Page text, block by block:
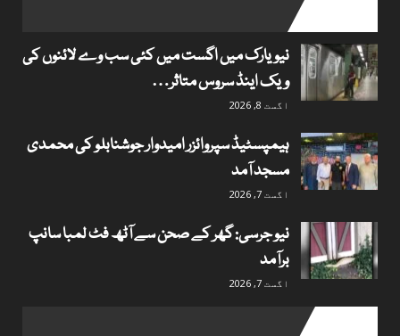
نیویارک میں اگست میں کئی سب وے لائنوں کی
ویک اینڈ سروس متاثر…
اگست 8, 2026
ہیمپسٹیڈ سپروائزر امیدوار جوشنابلو کی محمدی
مسجد آمد
اگست 7, 2026
نیو جرسی: گھر کے صحن سے آٹھ فٹ لمبا سانپ
برآمد
اگست 7, 2026